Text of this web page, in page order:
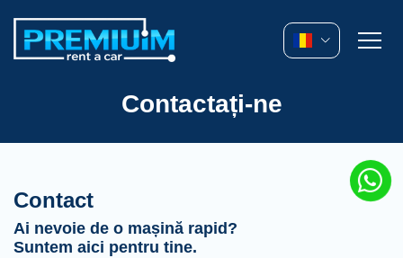
Contactați-ne
Contact
Ai nevoie de o mașină rapid?
Suntem aici pentru tine.